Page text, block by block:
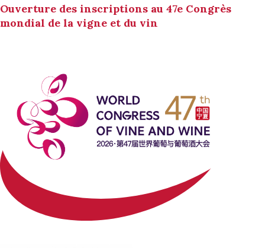
Ouverture des inscriptions au 47e Congrès
mondial de la vigne et du vin